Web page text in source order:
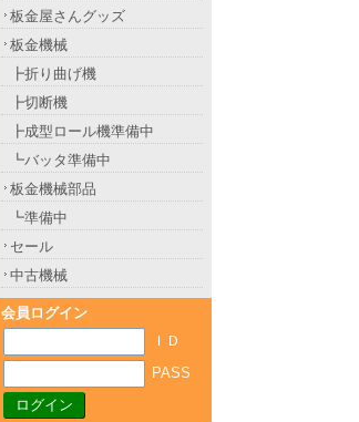
板金屋さんグッズ
板金機械
┣折り曲げ機
┣切断機
┣成型ロール機準備中
┗バッタ準備中
板金機械部品
┗準備中
セール
中古機械
会員ログイン
ＩＤ
PASS